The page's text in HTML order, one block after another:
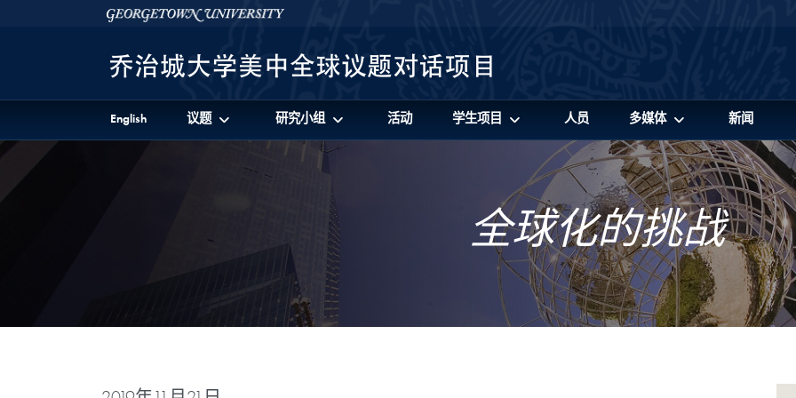
Skip to 美中全球议题对话项目 Full Site Menu
Skip to main contentGeorgetown University
English 议题 研究小组 活动 学生项目 人员 多媒体 新闻
全球化的挑战